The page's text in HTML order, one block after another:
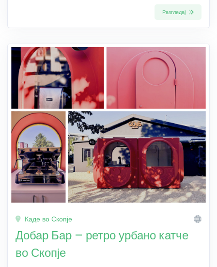
Разгледај
Каде во Скопје
Добар Бар – ретро урбано катче
во Скопје